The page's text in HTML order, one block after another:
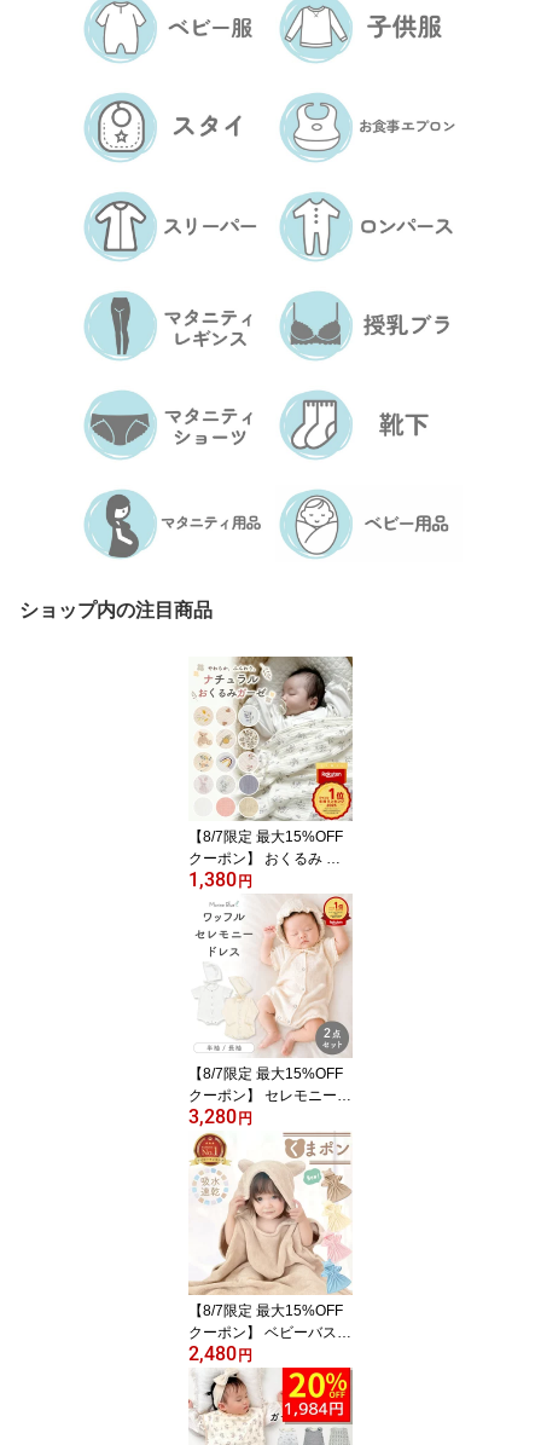
ショップ内の注目商品
【8/7限定 最大15%OFF
クーポン】 おくるみ ガ
ーゼ 退院 かわいい 新生
児 ガーゼおくるみ 春 夏
用 ガーゼケット ベビー
赤ちゃん 6重ガーゼ 6重
2重 退院時 おくるみガー
ゼ ブランケット ベビー
ブランケット 出産祝い
お昼寝 保育園 春夏 退院
着 白
1,380円
【8/7限定 最大15%OFF
クーポン】 セレモニード
レス 男の子 新生児 女の
子 春 お宮参り 退院 夏用
ベビー ベビー服 夏 半袖
退院着 コットン 1歳 赤ち
ゃん 春夏 セレモニー 長
袖 ロンパース 前開き ワ
ッフルロンパース セット
帽子 ボンネット 子供服
3,280円
【8/7限定 最大15%OFF
クーポン】 ベビーバスロ
ーブ バスローブ ワンオ
ペ くまぽん 赤ちゃん く
まポン 出産祝い ベビー
ママ 育児 お風呂 速乾 バ
スポンチョ フード付き
2,480円